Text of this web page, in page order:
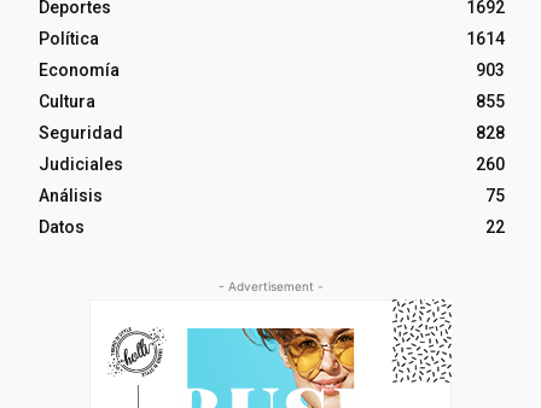
Deportes
1692
Política
1614
Economía
903
Cultura
855
Seguridad
828
Judiciales
260
Análisis
75
Datos
22
- Advertisement -